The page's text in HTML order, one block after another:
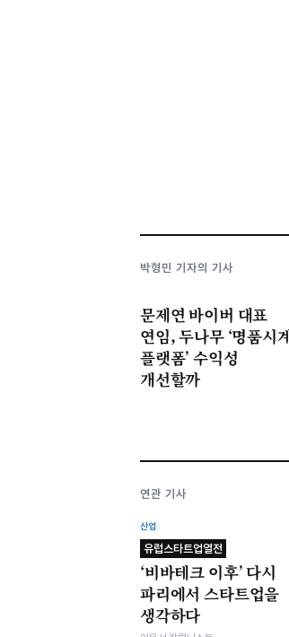
박형민 기자의 기사
문제연 바이버 대표
연임, 두나무 ‘명품시
플랫폼’ 수익성
개선할까
연관 기사
산업
유럽스타트업열전
‘비바테크 이후’ 다시
파리에서 스타트업을
생각하다